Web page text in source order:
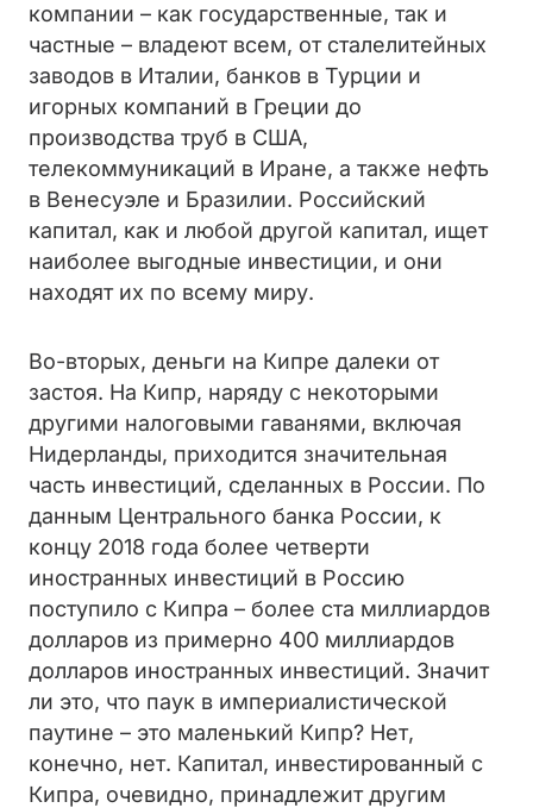
компании – как государственные, так и
частные – владеют всем, от сталелитейных
заводов в Италии, банков в Турции и
игорных компаний в Греции до
производства труб в США,
телекоммуникаций в Иране, а также нефть
в Венесуэле и Бразилии. Российский
капитал, как и любой другой капитал, ищет
наиболее выгодные инвестиции, и они
находят их по всему миру.
Во-вторых, деньги на Кипре далеки от
застоя. На Кипр, наряду с некоторыми
другими налоговыми гаванями, включая
Нидерланды, приходится значительная
часть инвестиций, сделанных в России. По
данным Центрального банка России, к
концу 2018 года более четверти
иностранных инвестиций в Россию
поступило с Кипра – более ста миллиардов
долларов из примерно 400 миллиардов
долларов иностранных инвестиций. Значит
ли это, что паук в империалистической
паутине – это маленький Кипр? Нет,
конечно, нет. Капитал, инвестированный с
Кипра, очевидно, принадлежит другим